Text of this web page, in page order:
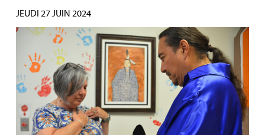
JEUDI 27 JUIN 2024